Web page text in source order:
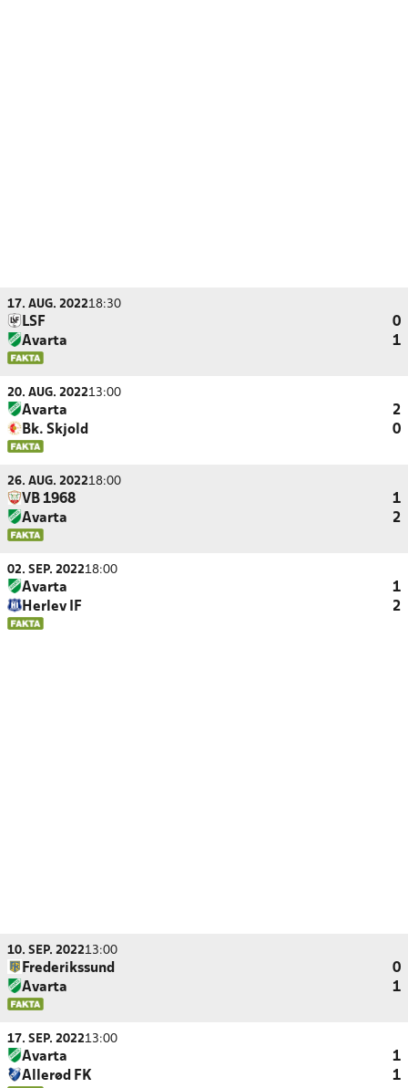
17. AUG. 202218:30
LSF
0
Avarta
1
20. AUG. 202213:00
Avarta
2
Bk. Skjold
0
26. AUG. 202218:00
VB 1968
1
Avarta
2
02. SEP. 202218:00
Avarta
1
Herlev IF
2
10. SEP. 202213:00
Frederikssund
0
Avarta
1
17. SEP. 202213:00
Avarta
1
Allerød FK
1